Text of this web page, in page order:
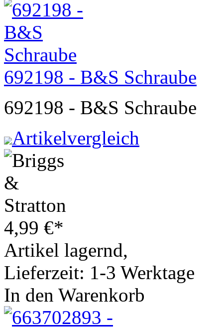
692198 - B&S Schraube
692198 - B&S Schraube
Artikelvergleich
4,99 €*
Artikel lagernd,
Lieferzeit: 1-3 Werktage
In den Warenkorb